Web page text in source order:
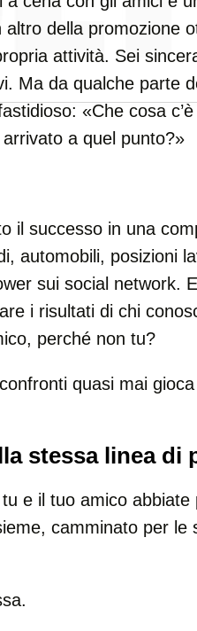
della promozione
attività. Sei
Ma da qualche parte
«Che cosa
a quel punto?»
il successo in una
automobili, posizioni
sui social network.
i risultati di chi
perché non tu?
quasi mai
stessa linea di
e il tuo amico abbiate
camminato per le